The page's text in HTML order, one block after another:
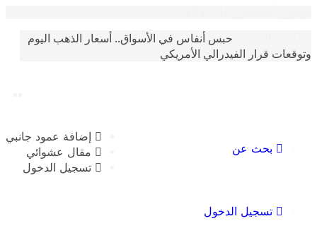
حبس أنفاس في الأسواق.. أسعار الذهب اليوم
قرار الفيدرالي الأمريكي
إضافة عمود جانبي
مقال عشوائي
تسجيل الدخول
بحث عن
تسجيل الدخول